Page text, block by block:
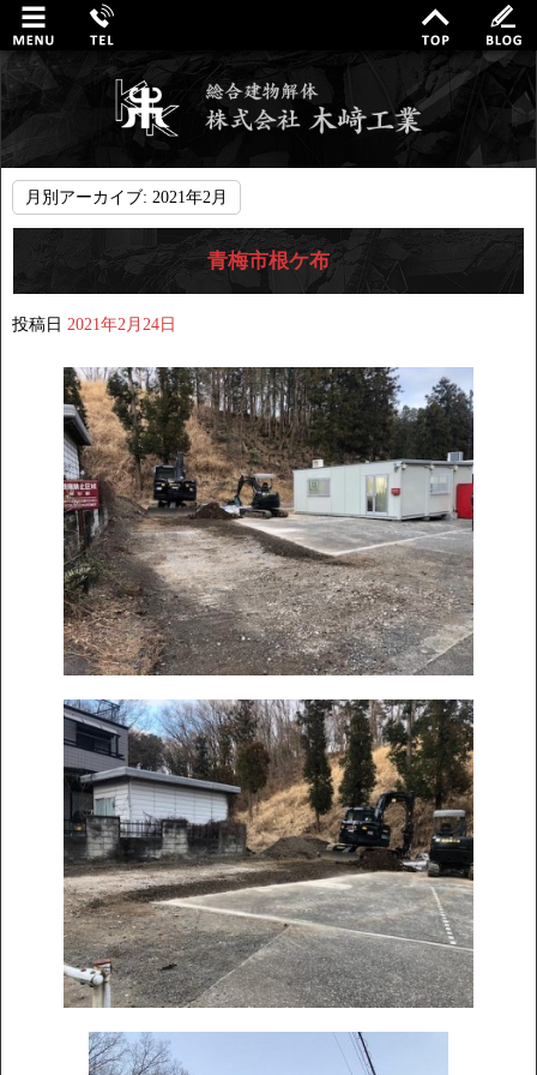
月別アーカイブ: 2021年2月
青梅市根ケ布
投稿日 2021年2月24日